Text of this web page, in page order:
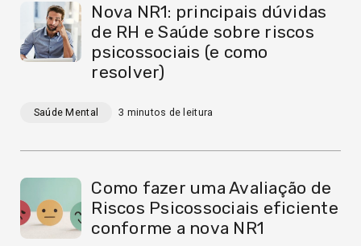
Nova NR1: principais dúvidas
de RH e Saúde sobre riscos
psicossociais (e como
resolver)
Saúde Mental 3 minutos de leitura
Como fazer uma Avaliação de
Riscos Psicossociais eficiente
conforme a nova NR1